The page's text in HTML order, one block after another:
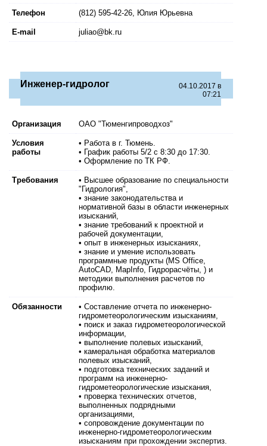
Телефон (812) 595-42-26, Юлия Юрьевна
E-mail juliao@bk.ru
Инженер-гидролог
04.10.2017 в
07:21
Организация ОАО "Тюменгипроводхоз"
Условия
работы
• Работа в г. Тюмень.
• График работы 5/2 с 8:30 до 17:30.
• Оформление по ТК РФ.
Требования
• Высшее образование по специальности
"Гидрология",
• знание законодательства и
нормативной базы в области инженерных
изысканий,
• знание требований к проектной и
рабочей документации,
• опыт в инженерных изысканиях,
• знание и умение использовать
программные продукты (MS Office,
AutoCAD, MapInfo, Гидрорасчёты, ) и
методики выполнения расчетов по
профилю.
Обязанности
• Составление отчета по инженерно-
гидрометеорологическим изысканиям,
• поиск и заказ гидрометеорологической
информации,
• выполнение полевых изысканий,
• камеральная обработка материалов
полевых изысканий,
• подготовка технических заданий и
программ на инженерно-
гидрометеорологические изыскания,
• проверка технических отчетов,
выполненных подрядными
организациями,
• сопровождение документации по
инженерно-гидрометеорологическим
изысканиям при прохождении экспертиз.